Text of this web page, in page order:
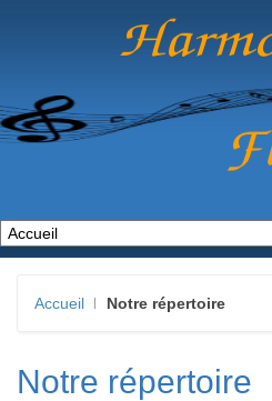
Accueil Notre répertoire
Notre répertoire